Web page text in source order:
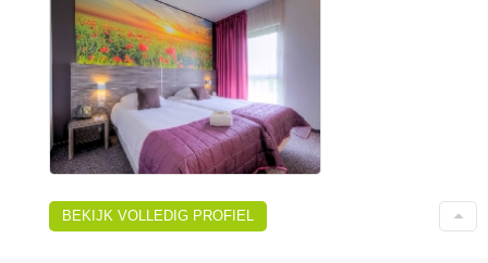
BEKIJK VOLLEDIG PROFIEL